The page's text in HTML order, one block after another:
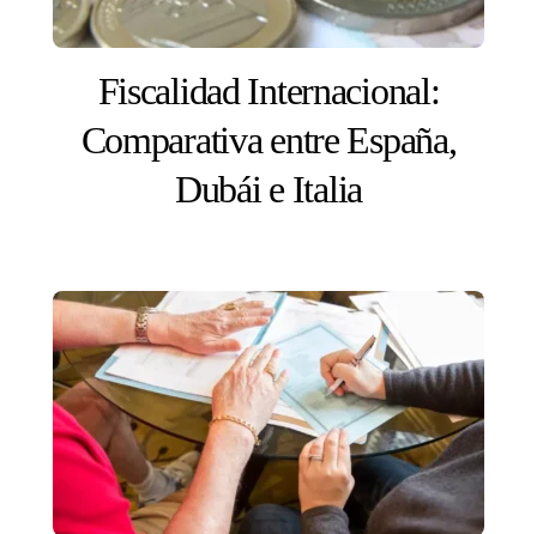
Fiscalidad Internacional:
Comparativa entre España,
Dubái e Italia